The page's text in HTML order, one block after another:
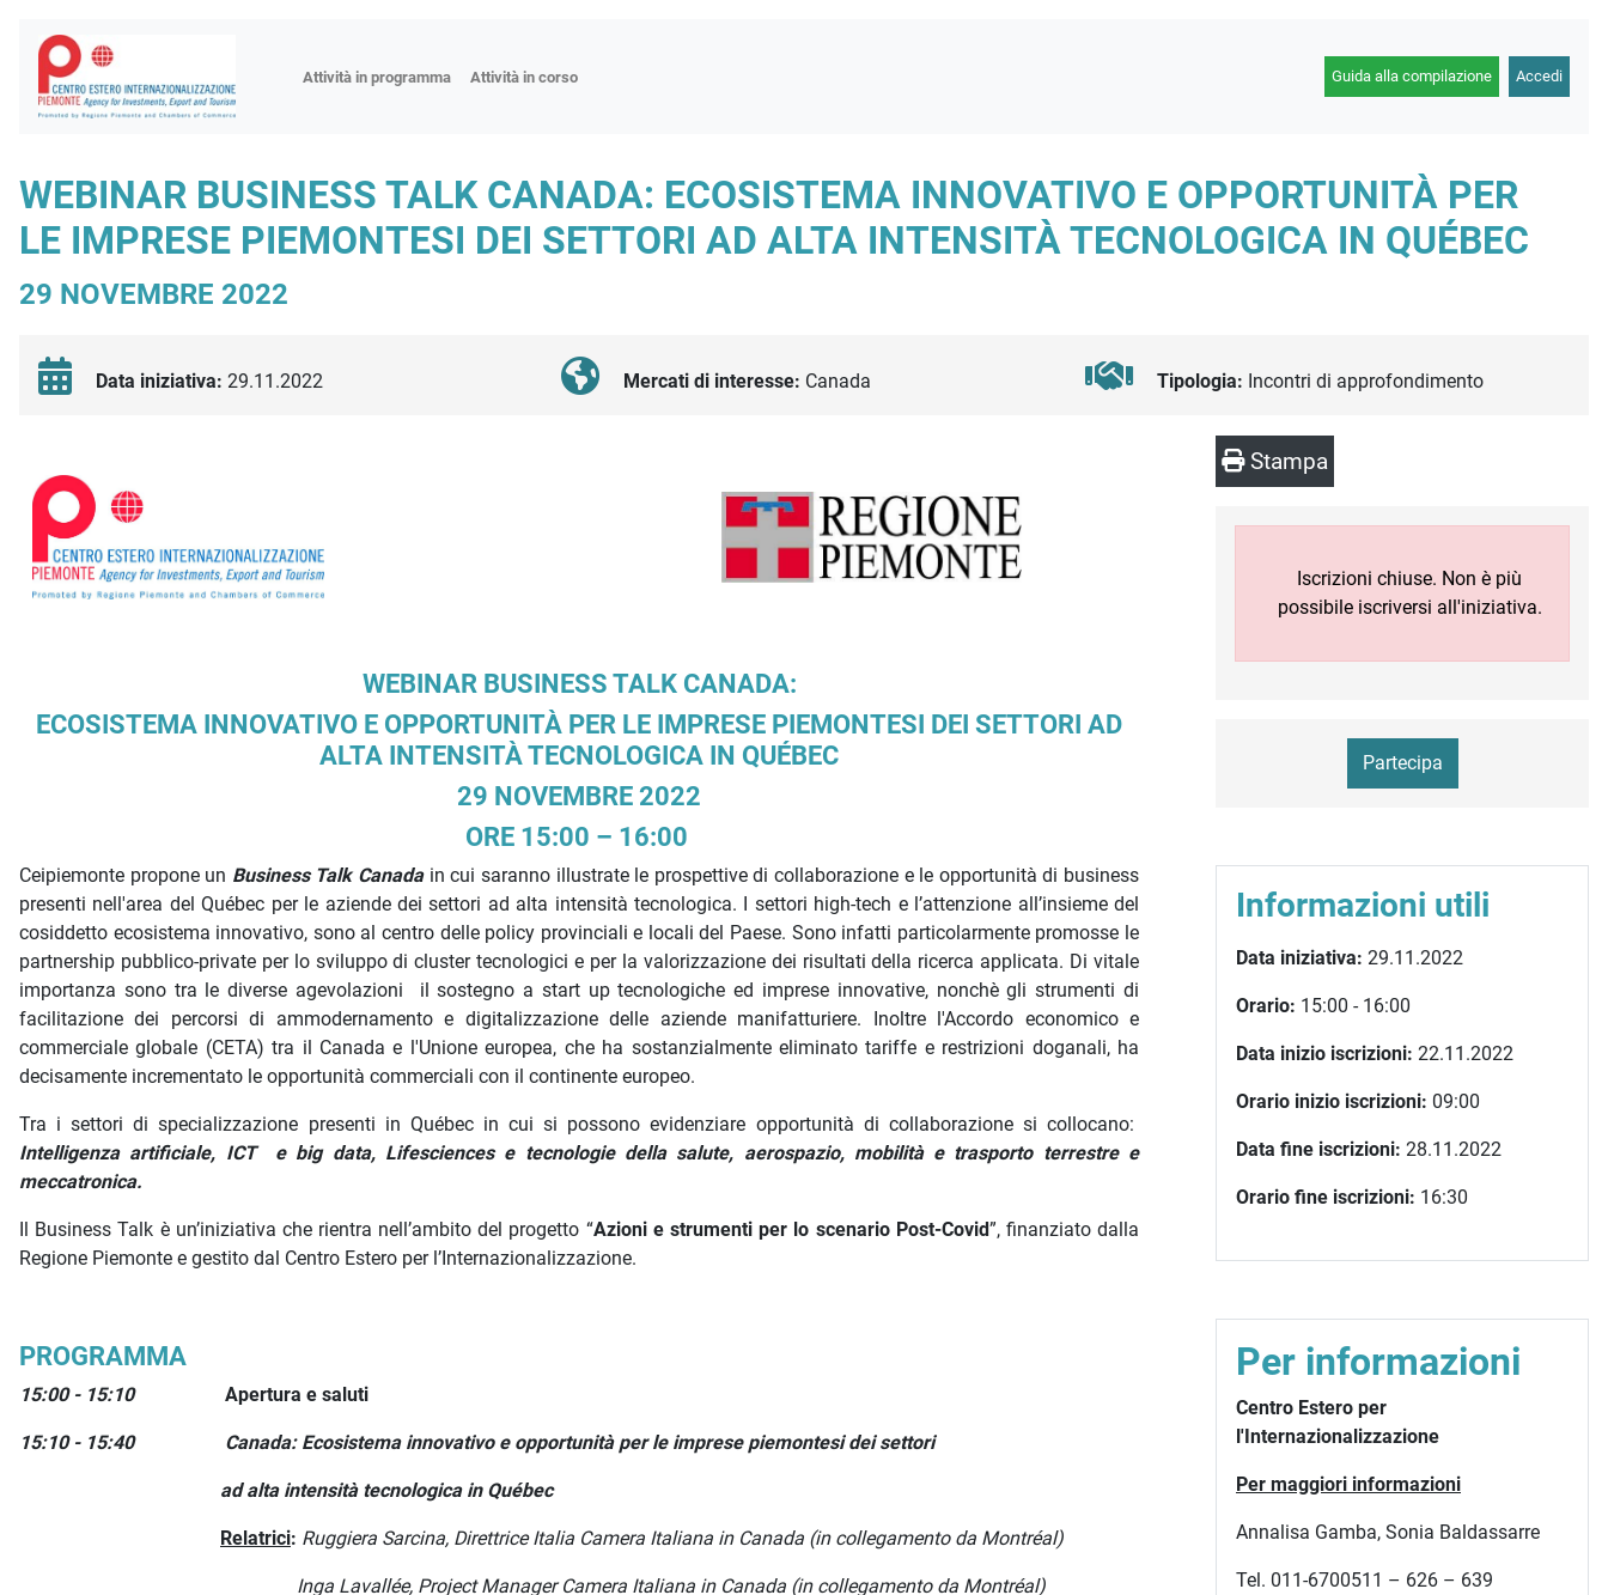
Attività in programma Attività in corso
Fiere
Workshop
Incontri di approfondimento
Progetto tender
Guida alla compilazione Accedi
WEBINAR BUSINESS TALK CANADA: ECOSISTEMA INNOVATIVO E OPPORTUNITÀ PER
LE IMPRESE PIEMONTESI DEI SETTORI AD ALTA INTENSITÀ TECNOLOGICA IN QUÉBEC
29 NOVEMBRE 2022
Data iniziativa: 29.11.2022 Mercati di interesse: Canada Tipologia: Incontri di approfondimento
Descrizione iniziativa
WEBINAR BUSINESS TALK CANADA:
ECOSISTEMA INNOVATIVO E OPPORTUNITÀ PER LE IMPRESE PIEMONTESI DEI SETTORI AD
ALTA INTENSITÀ TECNOLOGICA IN QUÉBEC
29 NOVEMBRE 2022
ORE 15:00 – 16:00
Ceipiemonte propone un Business Talk Canadain cui saranno illustrate le prospettive di collaborazione e le opportunità di business
presenti nell'area del Québec per le aziende dei settori ad alta intensità tecnologica. I settori high-tech e l’attenzione all’insieme del
cosiddetto ecosistema innovativo, sono al centro delle policy provinciali e locali del Paese. Sono infatti particolarmente promosse le
partnership pubblico-private per lo sviluppo di cluster tecnologici e per la valorizzazione dei risultati della ricerca applicata. Di vitale
importanza sono tra le diverse agevolazioni il sostegno a start up tecnologiche ed imprese innovative, nonchè gli strumenti di
facilitazione dei percorsi di ammodernamento e digitalizzazione delle aziende manifatturiere. Inoltre l'Accordo economico e
commerciale globale (CETA) tra il Canada e l'Unione europea, che ha sostanzialmente eliminato tariffe e restrizioni doganali, ha
decisamente incrementato le opportunità commerciali con il continente europeo.
Tra i settori di specializzazione presenti in Québec in cui si possono evidenziare opportunità di collaborazione si collocano:
Intelligenza artificiale, ICT e big data, Lifesciences e tecnologie della salute, aerospazio, mobilità e trasporto terrestre e
meccatronica.
Il Business Talk è un’iniziativa che rientra nell’ambito del progetto “Azioni e strumenti per lo scenario Post-Covid”, finanziato dalla
Regione Piemonte e gestito dal Centro Estero per l’Internazionalizzazione.
PROGRAMMA
15:00 - 15:10 Apertura e saluti
15:10 - 15:40 Canada: Ecosistema innovativo e opportunità per le imprese piemontesi dei settori
ad alta intensità tecnologica in Québec
Relatrici: Ruggiera Sarcina, Direttrice Italia Camera Italiana in Canada (in collegamento da Montréal)
Inga Lavallée, Project Manager Camera Italiana in Canada (in collegamento da Montréal)
Stampa
Iscrizioni chiuse. Non è più
possibile iscriversi all'iniziativa.
Partecipa
Informazioni utili
Data iniziativa: 29.11.2022
Orario: 15:00 - 16:00
Data inizio iscrizioni: 22.11.2022
Orario inizio iscrizioni: 09:00
Data fine iscrizioni: 28.11.2022
Orario fine iscrizioni: 16:30
Per informazioni
Centro Estero per
l'Internazionalizzazione
Per maggiori informazioni
Annalisa Gamba, Sonia Baldassarre
Tel. 011-6700511 – 626 – 639